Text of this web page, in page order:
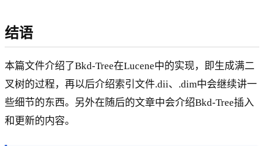
结语
本篇文件介绍了Bkd-Tree在Lucene中的实现，即生成满二
叉树的过程，再以后介绍索引文件.dii、.dim中会继续讲一
些细节的东西。另外在随后的文章中会介绍Bkd-Tree插入
和更新的内容。